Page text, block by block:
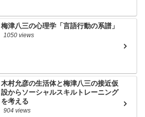
梅津八三の心理学「言語行動の系譜」
1050 views
木村允彦の生活体と梅津八三の接近仮
設からソーシャルスキルトレーニング
を考える
904 views